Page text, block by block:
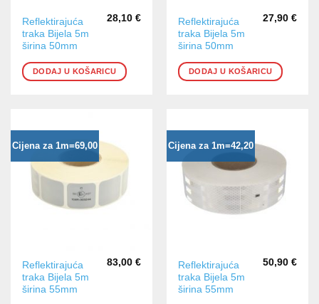
Reflektirajuća
traka Bijela 5m
širina 50mm
28,10 €
DODAJ U KOŠARICU
Reflektirajuća
traka Bijela 5m
širina 50mm
27,90 €
DODAJ U KOŠARICU
Cijena za 1m=69,00
Reflektirajuća
traka Bijela 5m
širina 55mm
83,00 €
Cijena za 1m=42,20
Reflektirajuća
traka Bijela 5m
širina 55mm
50,90 €